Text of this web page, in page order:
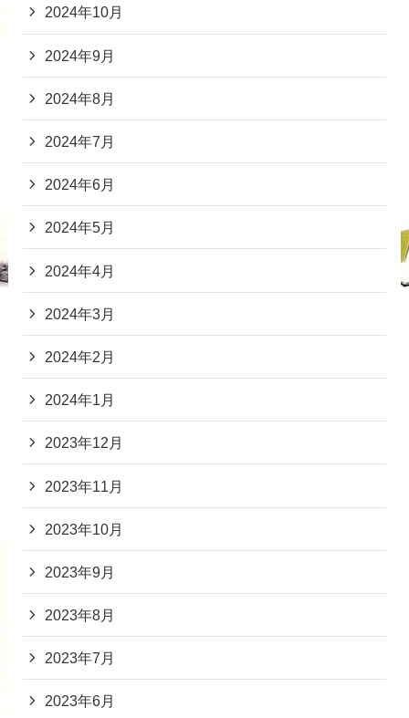
2024年10月
2024年9月
2024年8月
2024年7月
2024年6月
2024年5月
2024年4月
2024年3月
2024年2月
2024年1月
2023年12月
2023年11月
2023年10月
2023年9月
2023年8月
2023年7月
2023年6月